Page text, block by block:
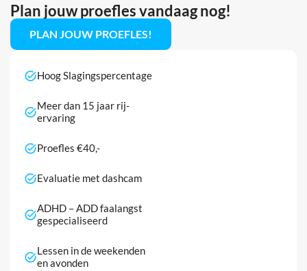
Plan jouw proefles vandaag nog!
PLAN JOUW PROEFLES!
Hoog Slagingspercentage
Meer dan 15 jaar rij-
ervaring
Proefles €40,-
Evaluatie met dashcam
ADHD – ADD faalangst
gespecialiseerd
Lessen in de weekenden
en avonden